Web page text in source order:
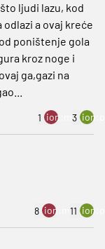
ljudi lazu, kod
a ovaj kreće
poništenje gola
kroz noge i
ga,gazi na
1 ion:minus
3
8 ion:minus
11